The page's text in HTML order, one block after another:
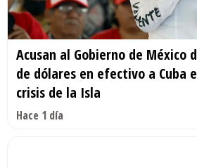
Acusan al Gobierno de México
de dólares en efectivo a Cuba
crisis de la Isla
Hace 1 día